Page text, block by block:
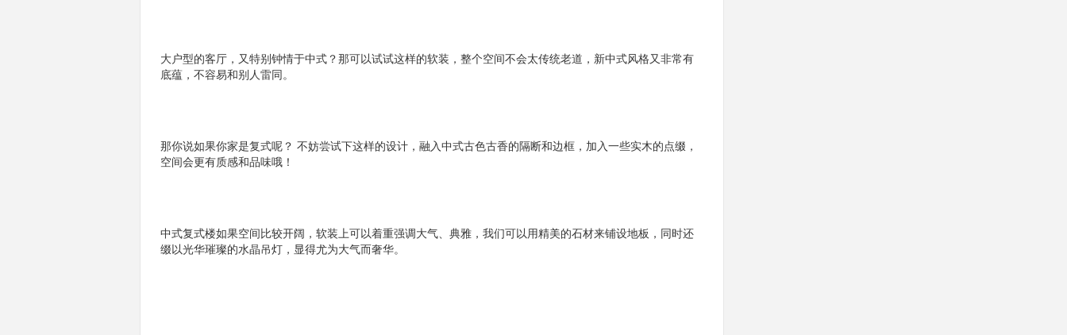
大户型的客厅，又特别钟情于中式？那可以试试这样的软装，整个空间不会太传统老道，新中式风格又非常有
底蕴，不容易和别人雷同。
那你说如果你家是复式呢？ 不妨尝试下这样的设计，融入中式古色古香的隔断和边框，加入一些实木的点缀，
空间会更有质感和品味哦！
中式复式楼如果空间比较开阔，软装上可以着重强调大气、典雅，我们可以用精美的石材来铺设地板，同时还
缀以光华璀璨的水晶吊灯，显得尤为大气而奢华。